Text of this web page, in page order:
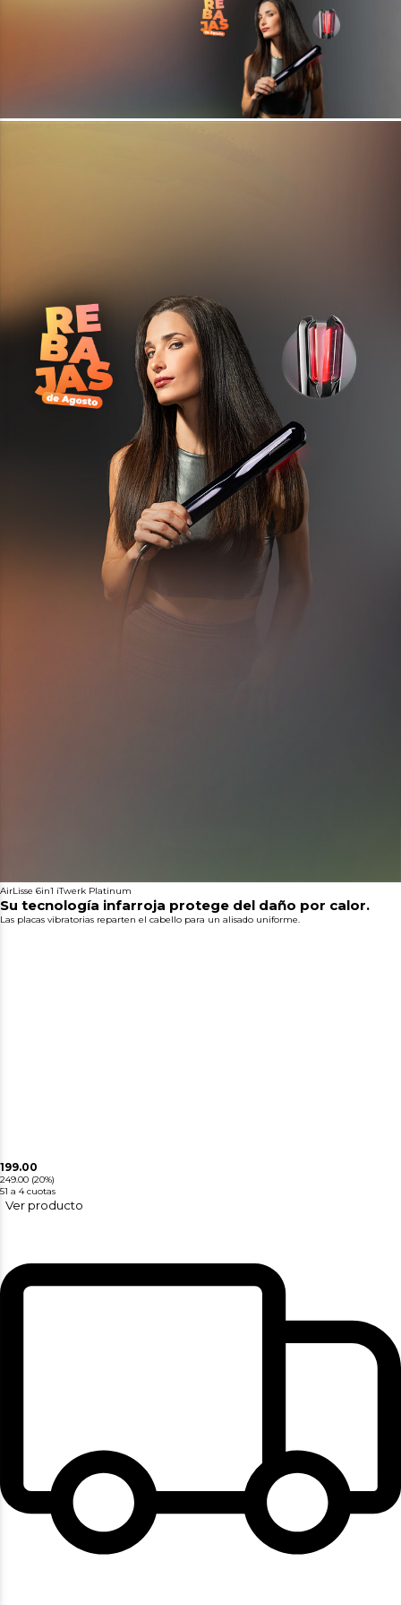
AirLisse 6in1 iTwerk Platinum
Su tecnología infarroja protege del daño por calor.
Las placas vibratorias reparten el cabello para un alisado uniforme.
199.00
249.00 (20%)
51 a 4 cuotas
Ver producto